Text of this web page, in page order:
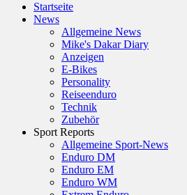
Startseite
News
Allgemeine News
Mike's Dakar Diary
Anzeigen
E-Bikes
Personality
Reiseenduro
Technik
Zubehör
Sport Reports
Allgemeine Sport-News
Enduro DM
Enduro EM
Enduro WM